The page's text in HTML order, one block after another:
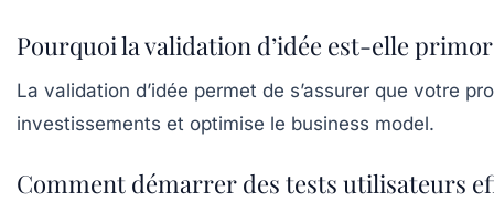
Pourquoi la validation d’idée est-elle
La validation d’idée permet de s’assurer que votre
investissements et optimise le business model.
Comment démarrer des tests utilisateurs